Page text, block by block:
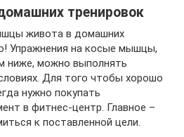
тренировок
живота в домашних
Упражнения на косые мышцы,
ниже, можно выполнять
Для того чтобы хорошо
нужно покупать
в фитнес-центр. Главное –
к поставленной цели.